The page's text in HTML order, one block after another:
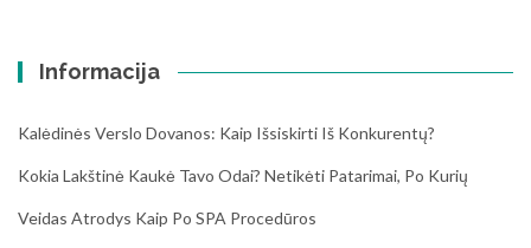
Informacija
Kalėdinės Verslo Dovanos: Kaip Išsiskirti Iš Konkurentų?
Kokia Lakštinė Kaukė Tavo Odai? Netikėti Patarimai, Po Kurių
Veidas Atrodys Kaip Po SPA Procedūros